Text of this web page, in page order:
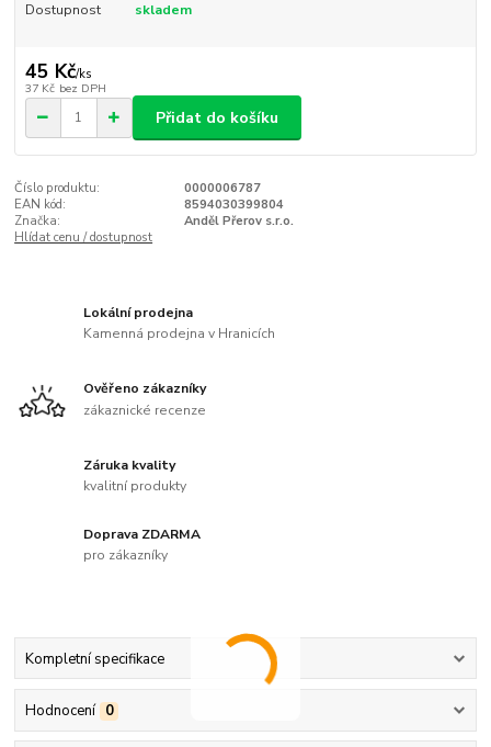
Dostupnost skladem
45 Kč/ks
37 Kč bez DPH
Přidat do košíku
Číslo produktu:
0000006787
EAN kód:
8594030399804
Značka:
Anděl Přerov s.r.o.
Hlídat cenu / dostupnost
Lokální prodejna
Kamenná prodejna v Hranicích
Ověřeno zákazníky
zákaznické recenze
Záruka kvality
kvalitní produkty
Doprava ZDARMA
pro zákazníky
Kompletní specifikace
Hodnocení 0